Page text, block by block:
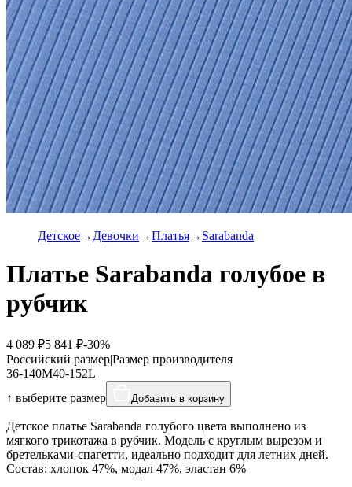
Детское Девочки Платья Sarabanda
Платье Sarabanda голубое в
рубчик
4 089 ₽5 841 ₽-30%
Российский размер|Размер производителя
36-140M40-152L
↑ выберите размер
Добавить в корзину
Детское платье Sarabanda голубого цвета выполнено из
мягкого трикотажа в рубчик. Модель с круглым вырезом и
бретельками-спагетти, идеально подходит для летних дней.
Состав: хлопок 47%, модал 47%, эластан 6%